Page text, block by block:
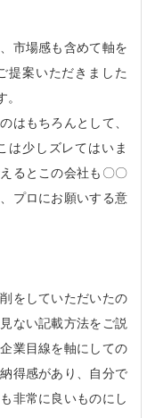
市場感も含めて軸を
提案いただきました
はもちろんとして、
は少しズレてはいま
るとこの会社も〇〇
プロにお願いする意
をしていただいたの
ない記載方法をご説
業目線を軸にしての
得感があり、自分で
非常に良いものにし